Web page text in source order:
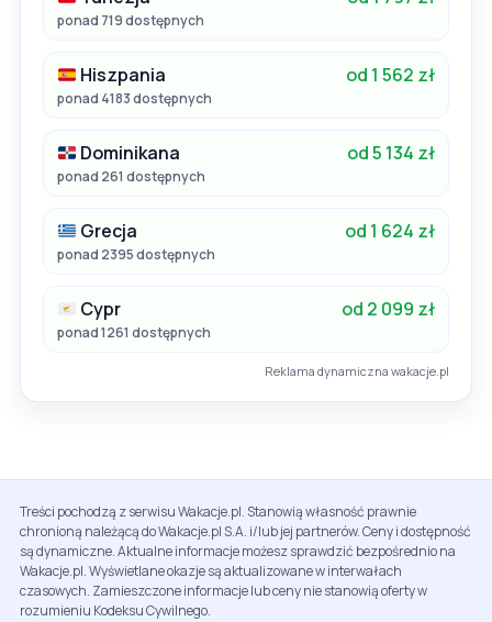
ponad 719 dostępnych
Hiszpania od 1 562 zł
ponad 4183 dostępnych
Dominikana od 5 134 zł
ponad 261 dostępnych
Grecja od 1 624 zł
ponad 2395 dostępnych
Cypr od 2 099 zł
ponad 1261 dostępnych
Reklama dynamiczna wakacje.pl
Treści pochodzą z serwisu Wakacje.pl. Stanowią własność prawnie
chronioną należącą do Wakacje.pl S.A. i/lub jej partnerów. Ceny i dostępność
są dynamiczne. Aktualne informacje możesz sprawdzić bezpośrednio na
Wakacje.pl. Wyświetlane okazje są aktualizowane w interwałach
czasowych. Zamieszczone informacje lub ceny nie stanowią oferty w
rozumieniu Kodeksu Cywilnego.